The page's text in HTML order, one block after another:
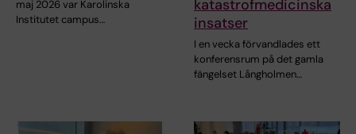
maj 2026 var Karolinska
Institutet campus…
katastrofmedicinska
insatser
I en vecka förvandlades ett
konferensrum på det gamla
fängelset Långholmen…